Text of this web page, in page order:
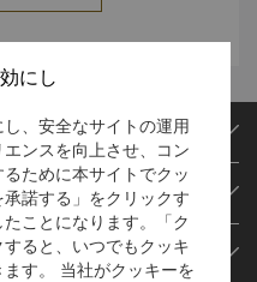
にし
、安全なサイトの運用
ンスを向上させ、コン
ために本サイトでクッ
諾する」をクリックす
ことになります。「ク
ると、いつでもクッキ
す。 当社がクッキーを